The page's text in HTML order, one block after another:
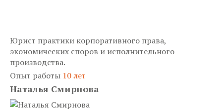
Юрист практики корпоративного права,
экономических споров и исполнительного
производства.
Опыт работы 10 лет
Наталья Смирнова